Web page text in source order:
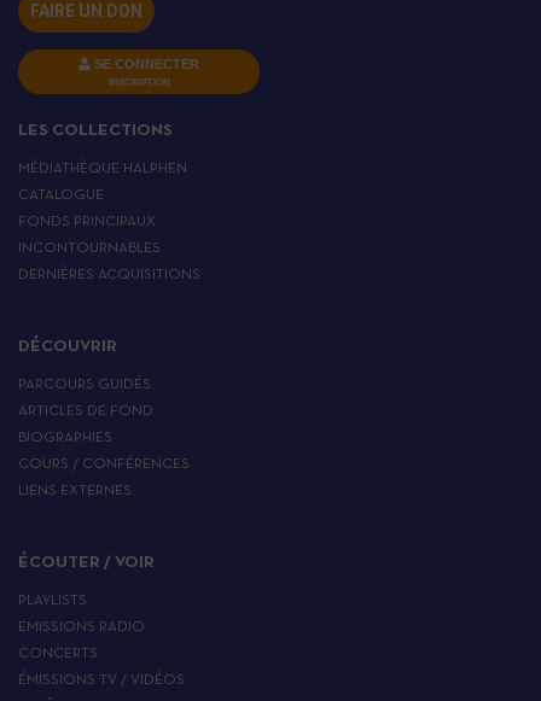
FAIRE UN DON
SE CONNECTER
INSCRIPTION
LES COLLECTIONS
MÉDIATHÈQUE HALPHEN
CATALOGUE
FONDS PRINCIPAUX
INCONTOURNABLES
DERNIÈRES ACQUISITIONS
DÉCOUVRIR
PARCOURS GUIDÉS
ARTICLES DE FOND
BIOGRAPHIES
COURS / CONFÉRENCES
LIENS EXTERNES
ÉCOUTER / VOIR
PLAYLISTS
EMISSIONS RADIO
CONCERTS
ÉMISSIONS TV / VIDÉOS